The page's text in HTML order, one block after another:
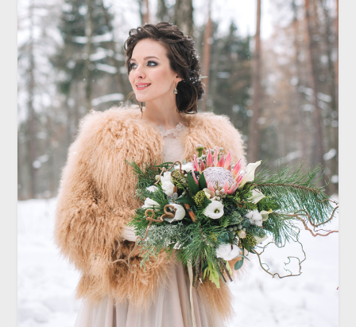
ТОЧКА ФОКУСА
Красиво и надежно: какую прическу
выбрать для зимней свадьбы